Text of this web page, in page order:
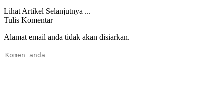
Lihat Artikel Selanjutnya ...
Tulis Komentar
Alamat email anda tidak akan disiarkan.